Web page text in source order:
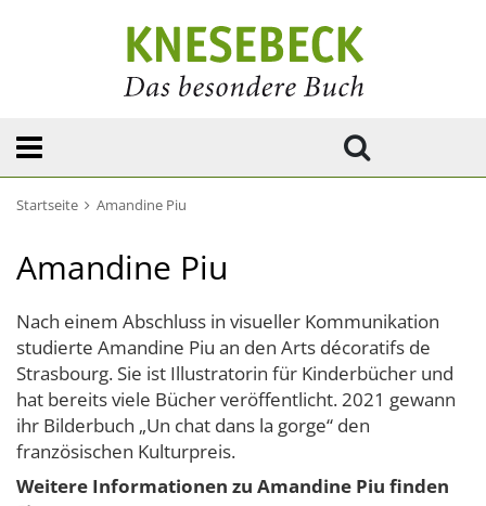
Startseite Amandine Piu
Amandine Piu
Nach einem Abschluss in visueller Kommunikation
studierte Amandine Piu an den Arts décoratifs de
Strasbourg. Sie ist Illustratorin für Kinderbücher und
hat bereits viele Bücher veröffentlicht. 2021 gewann
ihr Bilderbuch „Un chat dans la gorge“ den
französischen Kulturpreis.
Weitere Informationen zu Amandine Piu finden